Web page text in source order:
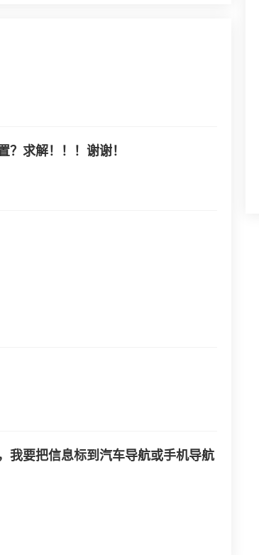
求解！！！谢谢！
我要把信息标到汽车导航或手机导航